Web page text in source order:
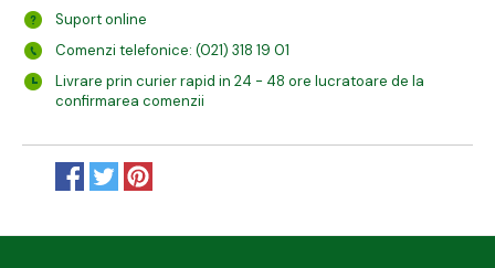
Suport online
Comenzi telefonice: (021) 318 19 01
Livrare prin curier rapid in 24 - 48 ore lucratoare de la
confirmarea comenzii